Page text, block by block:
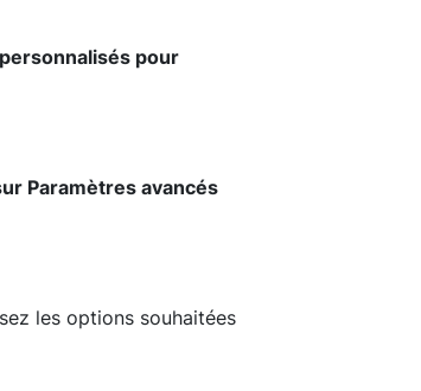
pour
Paramètres avancés
les options souhaitées